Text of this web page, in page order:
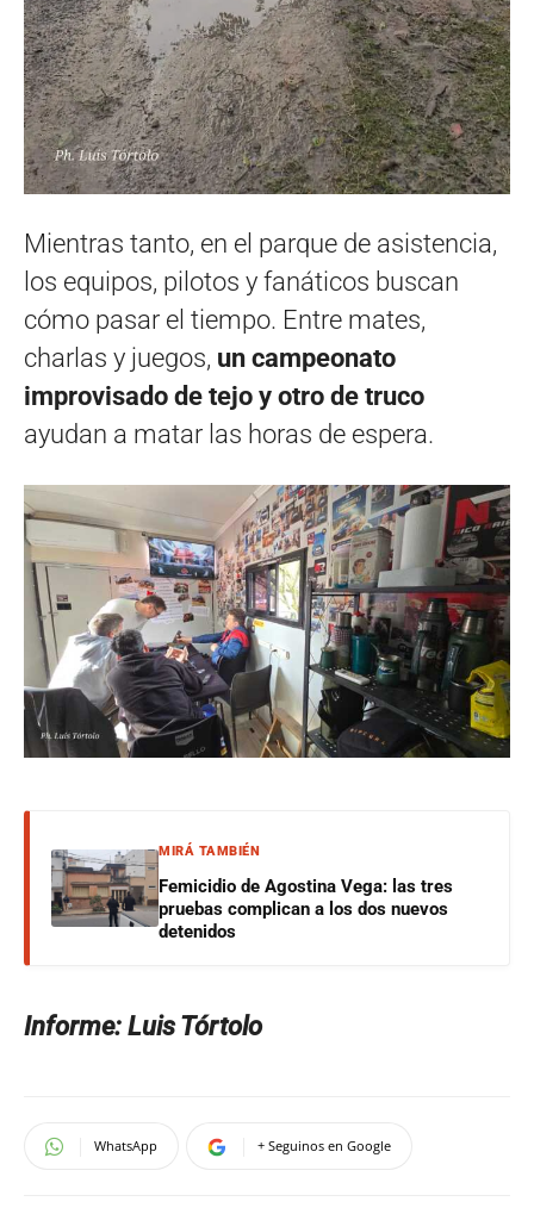
Mientras tanto, en el parque de asistencia,
los equipos, pilotos y fanáticos buscan
cómo pasar el tiempo. Entre mates,
charlas y juegos, un campeonato
improvisado de tejo y otro de truco
ayudan a matar las horas de espera.
MIRÁ TAMBIÉN
Femicidio de Agostina Vega: las tres
pruebas complican a los dos nuevos
detenidos
Informe: Luis Tórtolo
WhatsApp + Seguinos en Google